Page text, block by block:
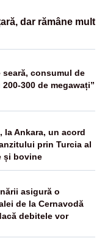
dar rămâne mult
consumul de
300 de megawați”
la Ankara, un acord
prin Turcia al
și bovine
asigură o
de la Cernavodă
debitele vor